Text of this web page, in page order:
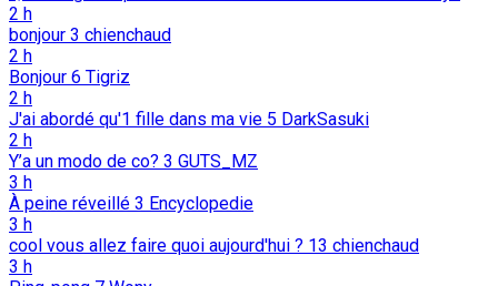
2 h
bonjour 3 chienchaud
2 h
Bonjour 6 Tigriz
2 h
J'ai abordé qu'1 fille dans ma vie 5 DarkSasuki
2 h
Y’a un modo de co? 3 GUTS_MZ
3 h
À peine réveillé 3 Encyclopedie
3 h
cool vous allez faire quoi aujourd'hui ? 13 chienchaud
3 h